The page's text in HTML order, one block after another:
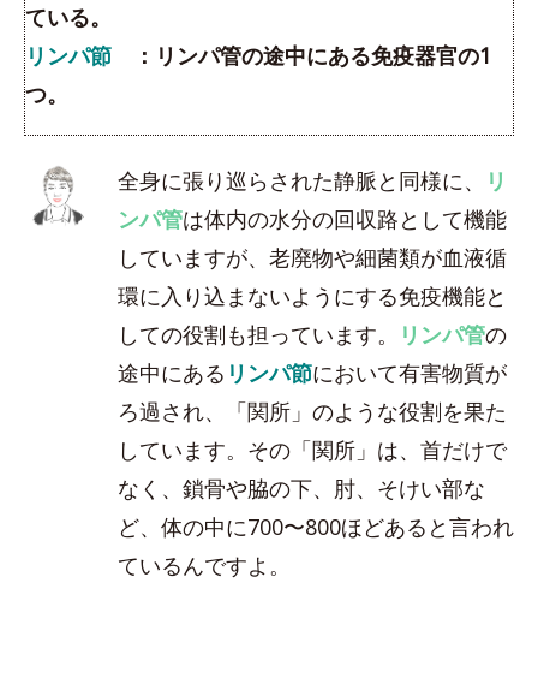
ている。
リンパ節 ：リンパ管の途中にある免疫器官の1
つ。
全身に張り巡らされた静脈と同様に、
リ
ンパ管は体内の水分の回収路として機能
していますが、老廃物や細菌類が血液循
環に入り込まないようにする免疫機能と
しての役割も担っています。
リンパ管の
途中にある リンパ節において有害物質が
ろ過され、「関所」のような役割を果た
しています。その「関所」は、首だけで
なく、鎖骨や脇の下、肘、そけい部な
ど、体の中に700〜800ほどあると言われ
ているんですよ。